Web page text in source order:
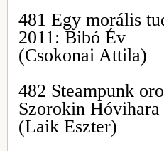
481 Egy morális
2011: Bibó Év
(Csokonai Attila)
482 Steampunk
Szorokin Hóvihara
(Laik Eszter)